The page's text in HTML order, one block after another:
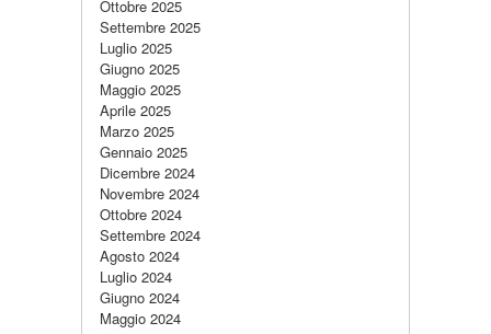
Ottobre 2025
Settembre 2025
Luglio 2025
Giugno 2025
Maggio 2025
Aprile 2025
Marzo 2025
Gennaio 2025
Dicembre 2024
Novembre 2024
Ottobre 2024
Settembre 2024
Agosto 2024
Luglio 2024
Giugno 2024
Maggio 2024